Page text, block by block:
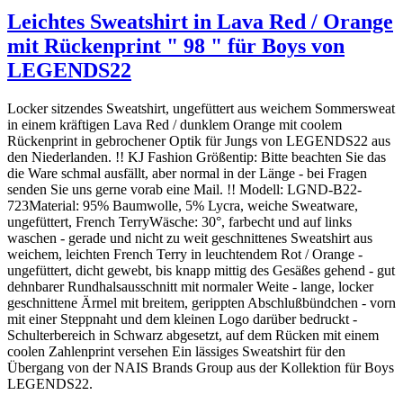
Leichtes Sweatshirt in Lava Red / Orange
mit Rückenprint " 98 " für Boys von
LEGENDS22
Locker sitzendes Sweatshirt, ungefüttert aus weichem Sommersweat
in einem kräftigen Lava Red / dunklem Orange mit coolem
Rückenprint in gebrochener Optik für Jungs von LEGENDS22 aus
den Niederlanden. !! KJ Fashion Größentip: Bitte beachten Sie das
die Ware schmal ausfällt, aber normal in der Länge - bei Fragen
senden Sie uns gerne vorab eine Mail. !! Modell: LGND-B22-
723Material: 95% Baumwolle, 5% Lycra, weiche Sweatware,
ungefüttert, French TerryWäsche: 30°, farbecht und auf links
waschen - gerade und nicht zu weit geschnittenes Sweatshirt aus
weichem, leichten French Terry in leuchtendem Rot / Orange -
ungefüttert, dicht gewebt, bis knapp mittig des Gesäßes gehend - gut
dehnbarer Rundhalsausschnitt mit normaler Weite - lange, locker
geschnittene Ärmel mit breitem, gerippten Abschlußbündchen - vorn
mit einer Steppnaht und dem kleinen Logo darüber bedruckt -
Schulterbereich in Schwarz abgesetzt, auf dem Rücken mit einem
coolen Zahlenprint versehen Ein lässiges Sweatshirt für den
Übergang von der NAIS Brands Group aus der Kollektion für Boys
LEGENDS22.